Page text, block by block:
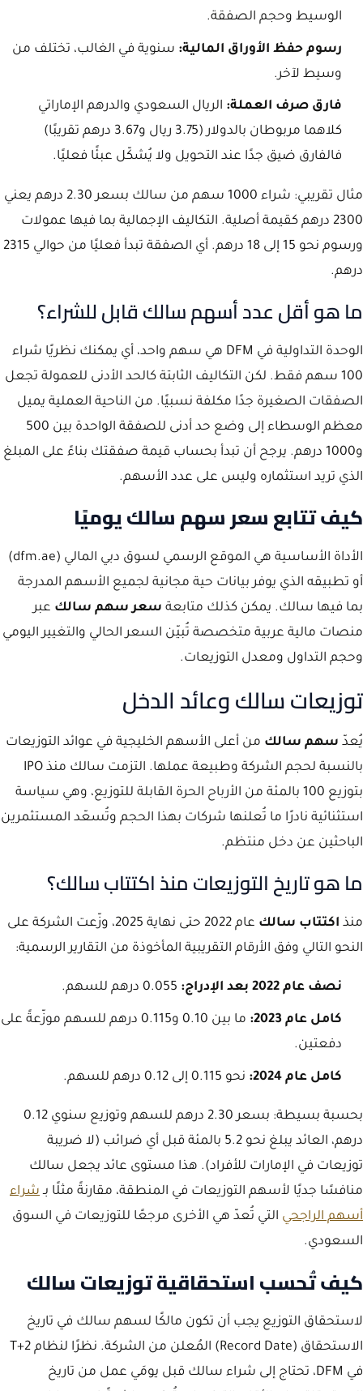
الوسيط وحجم الصفقة.
رسوم حفظ الأوراق المالية: سنوية في الغالب، تختلف من
وسيط لآخر.
فارق صرف العملة: الريال السعودي والدرهم الإماراتي
كلاهما مربوطان بالدولار (3.75 ريال و3.67 درهم تقريبًا)
فالفارق ضيق جدًا عند التحويل ولا يُشكّل عبئًا فعليًا.
مثال تقريبي: شراء 1000 سهم من سالك بسعر 2.30 درهم يعني
2300 درهم كقيمة أصلية. التكاليف الإجمالية بما فيها عمولات
ورسوم نحو 15 إلى 18 درهم. أي الصفقة تبدأ فعليًا من حوالي 2315
درهم.
ما هو أقل عدد أسهم سالك قابل للشراء؟
الوحدة التداولية في DFM هي سهم واحد، أي يمكنك نظريًا شراء
100 سهم فقط. لكن التكاليف الثابتة كالحد الأدنى للعمولة تجعل
الصفقات الصغيرة جدًا مكلفة نسبيًا. من الناحية العملية يميل
معظم الوسطاء إلى وضع حد أدنى للصفقة الواحدة بين 500
و1000 درهم. يرجح أن تبدأ بحساب قيمة صفقتك بناءً على المبلغ
الذي تريد استثماره وليس على عدد الأسهم.
كيف تتابع سعر سهم سالك يوميًا
الأداة الأساسية هي الموقع الرسمي لسوق دبي المالي (dfm.ae)
أو تطبيقه الذي يوفر بيانات حية مجانية لجميع الأسهم المدرجة
بما فيها سالك. يمكن كذلك متابعة سعر سهم سالك عبر
منصات مالية عربية متخصصة تُبيّن السعر الحالي والتغيير اليومي
وحجم التداول ومعدل التوزيعات.
توزيعات سالك وعائد الدخل
يُعدّ سهم سالك من أعلى الأسهم الخليجية في عوائد التوزيعات
بالنسبة لحجم الشركة وطبيعة عملها. التزمت سالك منذ IPO
بتوزيع 100 بالمئة من الأرباح الحرة القابلة للتوزيع، وهي سياسة
استثنائية نادرًا ما تُعلنها شركات بهذا الحجم وتُسعّد المستثمرين
الباحثين عن دخل منتظم.
ما هو تاريخ التوزيعات منذ اكتتاب سالك؟
منذ اكتتاب سالك
عام 2022 حتى نهاية 2025، وزّعت الشركة على
النحو التالي وفق الأرقام التقريبية المأخوذة من التقارير الرسمية:
نصف عام 2022 بعد الإدراج:
كامل عام 2023:
ما بين 0.10 و0.115 درهم للسهم موزّعةً على
دفعتين.
كامل عام 2024: نحو 0.115 إلى 0.12 درهم للسهم.
بحسبة بسيطة: بسعر 2.30 درهم للسهم وتوزيع سنوي 0.12
درهم، العائد يبلغ نحو 5.2 بالمئة قبل أي ضرائب (لا ضريبة
توزيعات في الإمارات للأفراد). هذا مستوى عائد يجعل سالك
منافسًا جديًا لأسهم التوزيعات في المنطقة، مقارنةً مثلًا بـشراء
أسهم الراجحي التي تُعدّ هي الأخرى مرجعًا للتوزيعات في السوق
السعودي.
كيف تُحسب استحقاقية توزيعات سالك
لاستحقاق التوزيع يجب أن تكون مالكًا لسهم سالك في تاريخ
الاستحقاق (Record Date) المُعلن من الشركة. نظرًا لنظام T+2
في DFM، تحتاج إلى شراء سالك قبل يومَي عمل من تاريخ